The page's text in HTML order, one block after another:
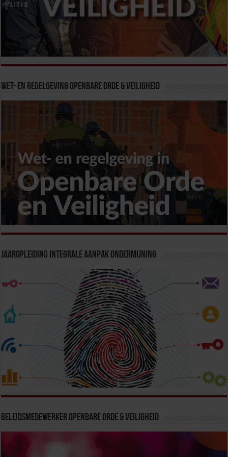
Wet- en Regelgeving Openbare Orde & Veiligheid
Jaaropleiding Integrale Aanpak Ondermijning
Beleidsmedewerker Openbare Orde & Veiligheid